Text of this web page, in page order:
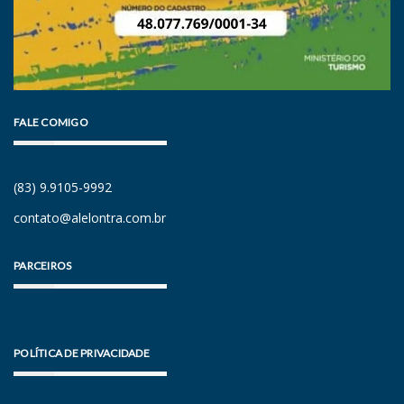
FALE COMIGO
(83) 9.9105-9992
contato@alelontra.com.br
PARCEIROS
POLÍTICA DE PRIVACIDADE